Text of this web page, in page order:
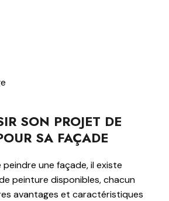
SON PROJET DE
SA FAÇADE
une façade, il existe
peinture disponibles, chacun
avantages et caractéristiques